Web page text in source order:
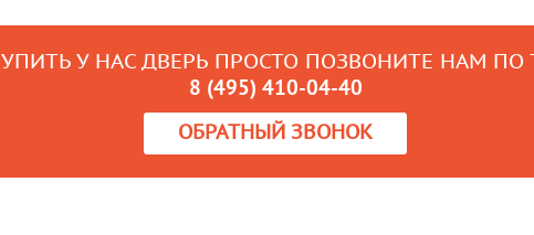
У НАС ДВЕРЬ ПРОСТО ПОЗВОНИТЕ НАМ ПО
8 (495) 410-04-40
ОБРАТНЫЙ ЗВОНОК